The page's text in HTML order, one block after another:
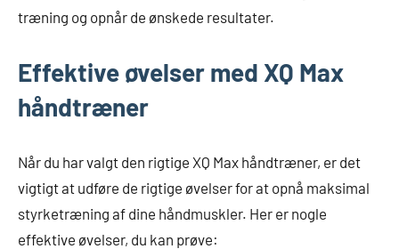
træning og opnår de ønskede resultater.
Effektive øvelser med XQ Max
håndtræner
Når du har valgt den rigtige XQ Max håndtræner, er det
vigtigt at udføre de rigtige øvelser for at opnå maksimal
styrketræning af dine håndmuskler. Her er nogle
effektive øvelser, du kan prøve: